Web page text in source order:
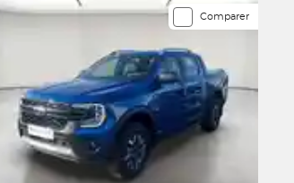
Comparer